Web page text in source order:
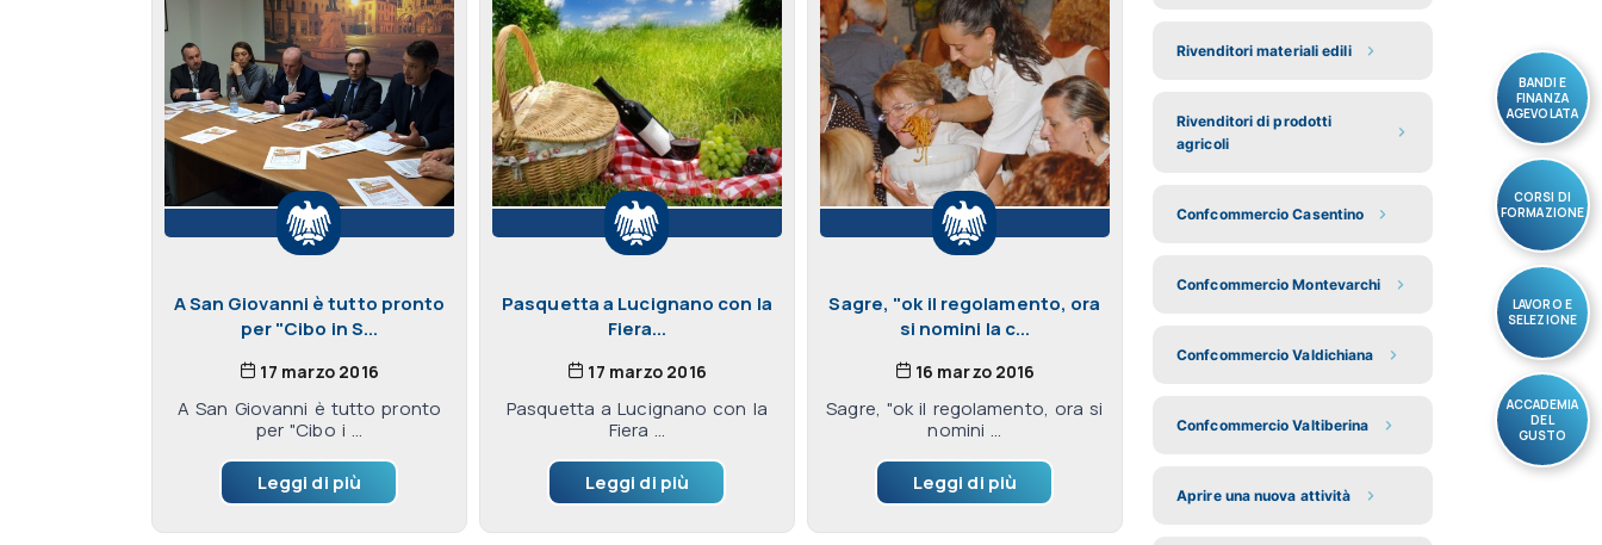
BANDI E
FINANZA
AGEVOLATA
CORSI DI
FORMAZIONE
LAVORO E
SELEZIONE
ACCADEMIA
DEL
GUSTO
A San Giovanni è tutto pronto
per "Cibo in S...
17 marzo 2016
A San Giovanni è tutto pronto
per "Cibo i ...
Leggi di più
Pasquetta a Lucignano con la
Fiera...
17 marzo 2016
Pasquetta a Lucignano con la
Fiera ...
Leggi di più
Sagre, "ok il regolamento, ora
si nomini la c...
16 marzo 2016
Sagre, "ok il regolamento, ora si
nomini ...
Leggi di più
Rivenditori materiali edili
Rivenditori di prodotti
agricoli
Confcommercio Casentino
Confcommercio Montevarchi
Confcommercio Valdichiana
Confcommercio Valtiberina
Aprire una nuova attività